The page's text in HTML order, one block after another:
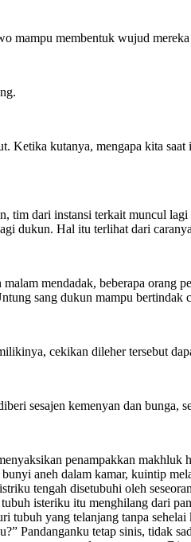
mampu membentuk wujud
Ketika kutanya, mengapa kita
tim dari instansi terkait muncul
dukun. Hal itu terlihat dari
malam mendadak, beberapa orang
sang dukun mampu bertindak
cekikan dileher tersebut
sesajen kemenyan dan bunga,
penampakkan makhluk
bunyi aneh dalam kamar, kuintip
tengah disetubuhi oleh
isteriku itu menghilang dari
tubuh yang telanjang tanpa
Pandanganku tetap sinis, tidak